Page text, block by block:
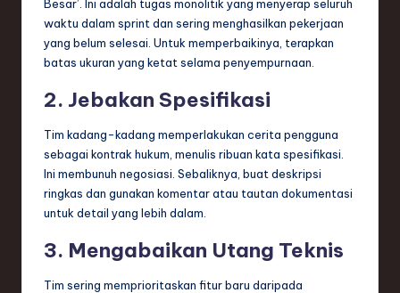
Besar’. Ini adalah tugas monolitik yang menyerap seluruh
waktu dalam sprint dan sering menghasilkan pekerjaan
yang belum selesai. Untuk memperbaikinya, terapkan
batas ukuran yang ketat selama penyempurnaan.
2. Jebakan Spesifikasi
Tim kadang-kadang memperlakukan cerita pengguna
sebagai kontrak hukum, menulis ribuan kata spesifikasi.
Ini membunuh negosiasi. Sebaliknya, buat deskripsi
ringkas dan gunakan komentar atau tautan dokumentasi
untuk detail yang lebih dalam.
3. Mengabaikan Utang Teknis
Tim sering memprioritaskan fitur baru daripada